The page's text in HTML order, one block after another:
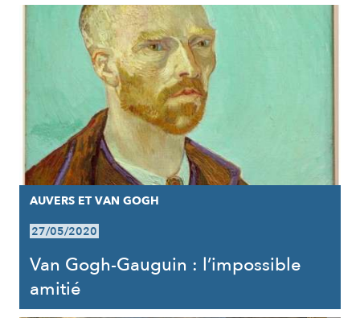
AUVERS ET VAN GOGH
27/05/2020
Van Gogh-Gauguin : l’impossible
amitié